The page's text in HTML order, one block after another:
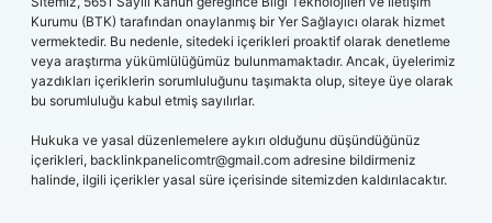
Kurumu (BTK) tarafından onaylanmış bir Yer Sağlayıcı olarak hizmet
vermektedir. Bu nedenle, sitedeki içerikleri proaktif olarak denetleme
veya araştırma yükümlülüğümüz bulunmamaktadır. Ancak, üyelerimiz
yazdıkları içeriklerin sorumluluğunu taşımakta olup, siteye üye olarak
bu sorumluluğu kabul etmiş sayılırlar.
Hukuka ve yasal düzenlemelere aykırı olduğunu düşündüğünüz
içerikleri, backlinkpanelicomtr@gmail.com adresine bildirmeniz
halinde, ilgili içerikler yasal süre içerisinde sitemizden kaldırılacaktır.